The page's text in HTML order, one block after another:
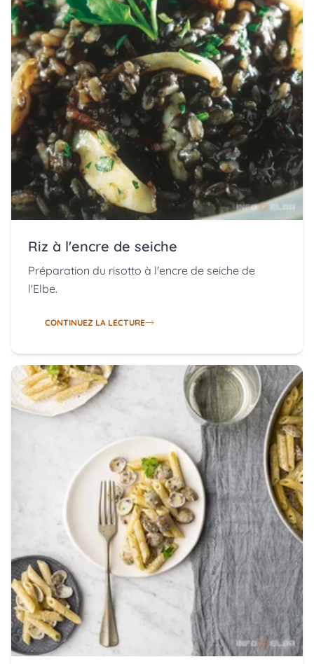
Riz à l'encre de seiche
Préparation du risotto à l'encre de seiche de
l'Elbe.
CONTINUEZ LA LECTURE